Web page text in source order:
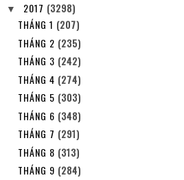
▼ 2017 (3298)
THÁNG 1 (207)
THÁNG 2 (235)
THÁNG 3 (242)
THÁNG 4 (274)
THÁNG 5 (303)
THÁNG 6 (348)
THÁNG 7 (291)
THÁNG 8 (313)
THÁNG 9 (284)